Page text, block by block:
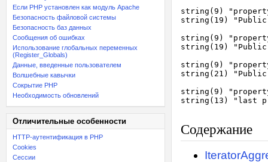
Если PHP установлен как модуль Apache
Безопасность файловой системы
Безопасность баз данных
Сообщения об ошибках
Использование глобальных переменных
(Register_Globals)
Данные, введенные пользователем
Волшебные кавычки
Сокрытие PHP
Необходимость обновлений
Отличительные особенности
HTTP-аутентификация в PHP
Cookies
Сессии
string(9)
string(19) "Public
string(9)
string(19)
string(9)
string(21)
string(9)
string(13) "last
Содержание